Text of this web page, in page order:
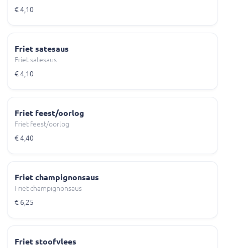
€ 4,10
Friet satesaus
Friet satesaus
€ 4,10
Friet feest/oorlog
Friet feest/oorlog
€ 4,40
Friet champignonsaus
Friet champignonsaus
€ 6,25
Friet stoofvlees